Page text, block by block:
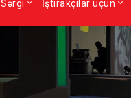
Sərgi İştirakçılar üçün